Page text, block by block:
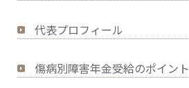
代表プロフィール
傷病別障害年金受給のポイント